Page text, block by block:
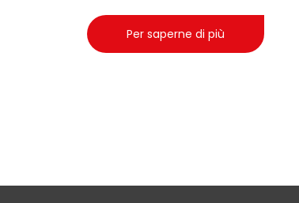
Per saperne di più